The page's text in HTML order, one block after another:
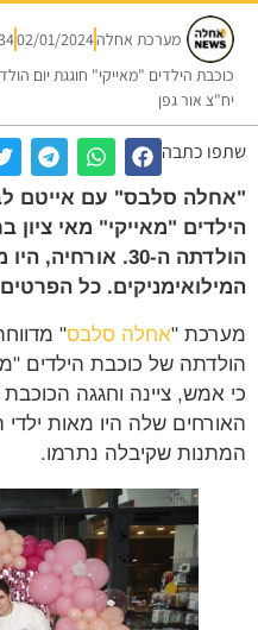
מערכת אחלה 02/01/2024
22:34
אור גפן
כתבה
סלבס" עם אייטם לבבי
"מאייקי" מאי ציון
הולדתה ה-30. אורחיה,
כל הפרטים
"אחלה סלבס" מדווחת
של כוכבת הילדים
שלה היו מאות ילדי
שקיבלה נתרמו.